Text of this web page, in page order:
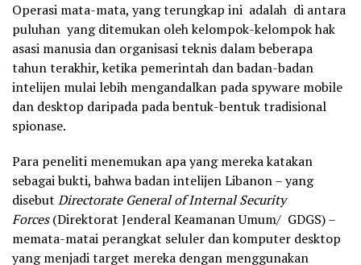
Operasi mata-mata, yang terungkap ini adalah di antara
puluhan yang ditemukan oleh kelompok-kelompok hak
asasi manusia dan organisasi teknis dalam beberapa
tahun terakhir, ketika pemerintah dan badan-badan
intelijen mulai lebih mengandalkan pada spyware mobile
dan desktop daripada pada bentuk-bentuk tradisional
spionase.
Para peneliti menemukan apa yang mereka katakan
sebagai bukti, bahwa badan intelijen Libanon – yang
disebut Directorate General of Internal Security
Forces(Direktorat Jenderal Keamanan Umum/ GDGS) –
memata-matai perangkat seluler dan komputer desktop
yang menjadi target mereka dengan menggunakan